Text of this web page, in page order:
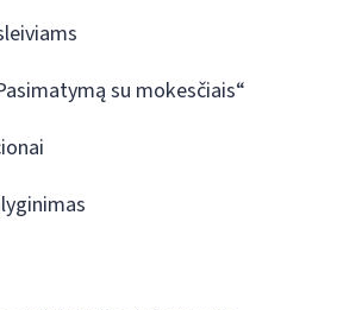
su mokesčiais“